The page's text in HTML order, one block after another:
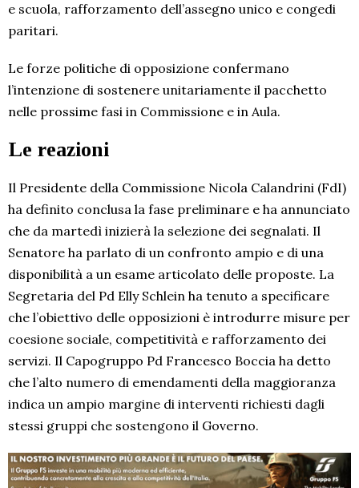
e scuola, rafforzamento dell’assegno unico e congedi
paritari.
Le forze politiche di opposizione confermano
l’intenzione di sostenere unitariamente il pacchetto
nelle prossime fasi in Commissione e in Aula.
Le reazioni
Il Presidente della Commissione Nicola Calandrini (FdI)
ha definito conclusa la fase preliminare e ha annunciato
che da martedì inizierà la selezione dei segnalati. Il
Senatore ha parlato di un confronto ampio e di una
disponibilità a un esame articolato delle proposte. La
Segretaria del Pd Elly Schlein ha tenuto a specificare
che l’obiettivo delle opposizioni è introdurre misure per
coesione sociale, competitività e rafforzamento dei
servizi. Il Capogruppo Pd Francesco Boccia ha detto
che l’alto numero di emendamenti della maggioranza
indica un ampio margine di interventi richiesti dagli
stessi gruppi che sostengono il Governo.